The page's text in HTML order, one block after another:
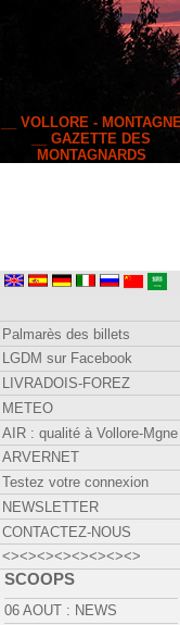
__ VOLLORE -
__ GAZETTE DES
MONTAGNARDS
Palmarès des billets
LGDM sur Facebook
LIVRADOIS-FOREZ
METEO
AIR : qualité à Vollore-Mgne
ARVERNET
Testez votre connexion
NEWSLETTER
CONTACTEZ-NOUS
<><><><><><><><>
SCOOPS
06 AOUT : NEWS